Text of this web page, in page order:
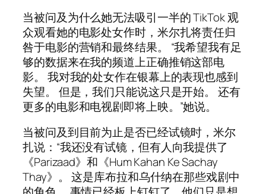
当被问及为什么她无法吸引一半的 TikTok 观
众观看她的电影处女作时，米尔扎将责任归
咎于电影的营销和最终结果。 “我希望我有足
够的数据来在我的频道上正确推销这部电
影。 我对我的处女作在银幕上的表现也感到
失望。 但是，我们只能说这只是开始。 还有
更多的电影和电视剧即将上映。”她说。
当被问及到目前为止是否已经试镜时，米尔
扎说：“我还没有试镜，但有人向我提供了
《Parizaad》和《Hum Kahan Ke Sachay
Thay》。 这是库布拉和乌什纳在那些戏剧中